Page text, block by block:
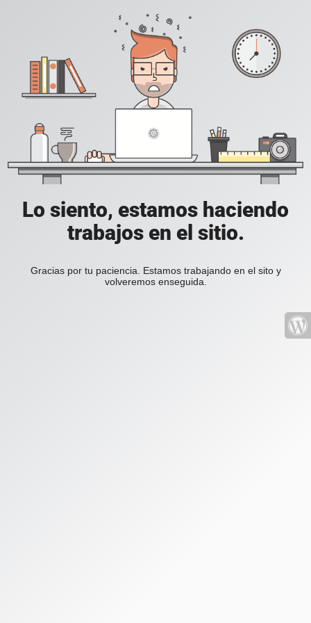
Lo siento, estamos haciendo
trabajos en el sitio.
Gracias por tu paciencia. Estamos trabajando en el sito y
volveremos enseguida.